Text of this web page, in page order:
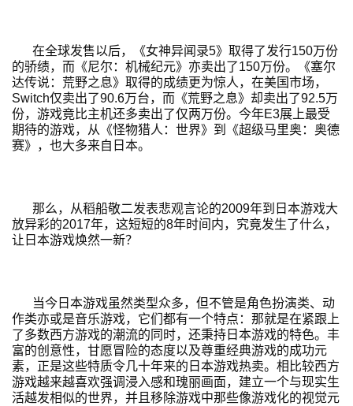
在全球发售以后，《女神异闻录5》取得了发行150万份
的骄绩，而《尼尔：机械纪元》亦卖出了150万份。《塞尔
达传说：荒野之息》取得的成绩更为惊人，在美国市场，
Switch仅卖出了90.6万台，而《荒野之息》却卖出了92.5万
份，游戏竟比主机还多卖出了仅两万份。今年E3展上最受
期待的游戏，从《怪物猎人：世界》到《超级马里奥：奥德
赛》，也大多来自日本。
那么，从稻船敬二发表悲观言论的2009年到日本游戏大
放异彩的2017年，这短短的8年时间内，究竟发生了什么，
让日本游戏焕然一新？
当今日本游戏虽然类型众多，但不管是角色扮演类、动
作类亦或是音乐游戏，它们都有一个特点：那就是在紧跟上
了多数西方游戏的潮流的同时，还秉持日本游戏的特色。丰
富的创意性，甘愿冒险的态度以及尊重经典游戏的成功元
素，正是这些特质令几十年来的日本游戏热卖。相比较西方
游戏越来越喜欢强调浸入感和瑰丽画面，建立一个与现实生
活越发相似的世界，并且移除游戏中那些像游戏化的视觉元